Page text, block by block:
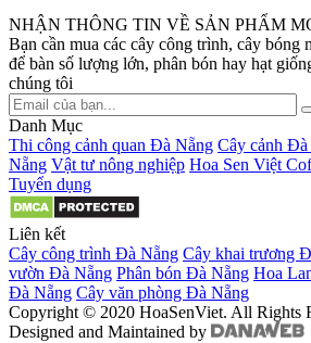
NHẬN THÔNG TIN VỀ SẢN PHẨM
Bạn cần mua các cây công trình, cây bóng
để bàn số lượng lớn, phân bón hay hạt
chúng tôi
Danh Mục
Thi công cảnh quan Đà Nẵng Cây cảnh
Nẵng Vật tư nông nghiệp Hoa Sen Việt
Tuyển dụng
Liên kết
Cây công trình Đà Nẵng Cây khai trương
vườn Đà Nẵng Phân bón Đà Nẵng Hoa
Đà Nẵng Cây văn phòng Đà Nẵng
Copyright © 2020 HoaSenViet. All Rights
Designed and Maintained by